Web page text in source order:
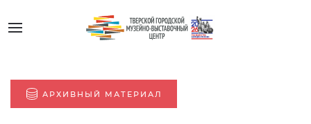
АРХИВНЫЙ МАТЕРИАЛ